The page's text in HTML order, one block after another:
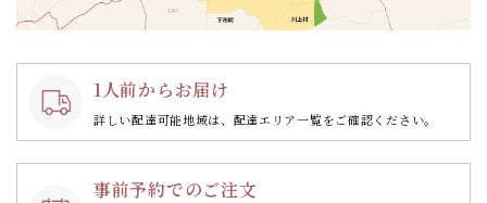
1人前からお届け
詳しい配達可能地域は、配達エリア一覧をご確認ください。
事前予約でのご注文